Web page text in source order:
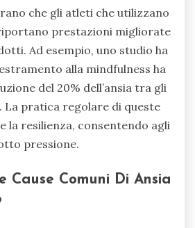
che gli atleti che utilizzano
prestazioni migliorate
Ad esempio, uno studio ha
alla mindfulness ha
del 20% dell’ansia tra gli
pratica regolare di queste
la resilienza, consentendo agli
pressione.
Cause Comuni Di Ansia